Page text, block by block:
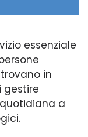
essenziale
in
gestire
a